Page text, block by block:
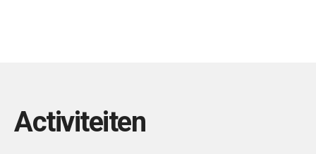
Activiteiten